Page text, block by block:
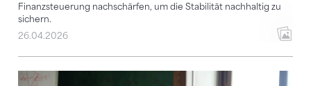
Finanzsteuerung nachschärfen, um die Stabilität nachhaltig zu
sichern.
26.04.2026
Er will den Verband fit für die Zukunft machen